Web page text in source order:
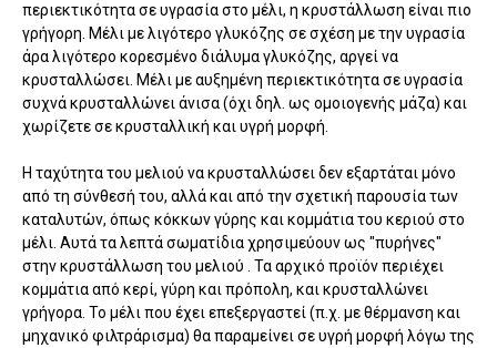
περιεκτικότητα σε υγρασία στο μέλι, η κρυστάλλωση είναι πιο
γρήγορη. Μέλι με λιγότερο γλυκόζης σε σχέση με την υγρασία
άρα λιγότερο κορεσμένο διάλυμα γλυκόζης, αργεί να
κρυσταλλώσει. Μέλι με αυξημένη περιεκτικότητα σε υγρασία
συχνά κρυσταλλώνει άνισα (όχι δηλ. ως ομοιογενής μάζα) και
χωρίζετε σε κρυσταλλική και υγρή μορφή.
Η ταχύτητα του μελιού να κρυσταλλώσει δεν εξαρτάται μόνο
από τη σύνθεσή του, αλλά και από την σχετική παρουσία των
καταλυτών, όπως κόκκων γύρης και κομμάτια του κεριού στο
μέλι. Αυτά τα λεπτά σωματίδια χρησιμεύουν ως "πυρήνες"
στην κρυστάλλωση του μελιού . Τα αρχικό προϊόν περιέχει
κομμάτια από κερί, γύρη και πρόπολη, και κρυσταλλώνει
γρήγορα. Το μέλι που έχει επεξεργαστεί (π.χ. με θέρμανση και
μηχανικό φιλτράρισμα) θα παραμείνει σε υγρή μορφή λόγω της